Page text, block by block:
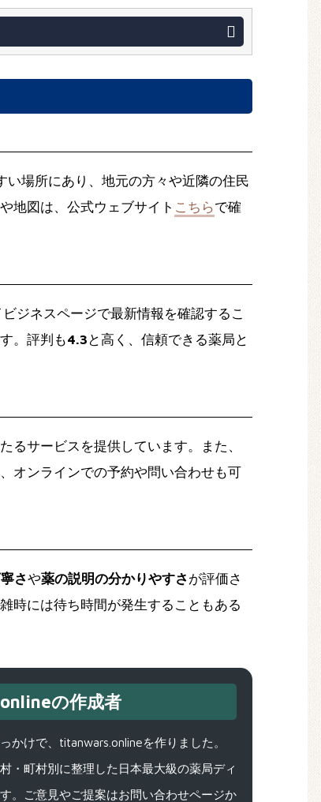
場所にあり、地元の方々や近隣の住民
地図は、公式ウェブサイト こちらで確
ジネスページで最新情報を確認するこ
。評判も4.3 と高く、信頼できる薬局と
るサービスを提供しています。また、
オンラインでの予約や問い合わせも可
さや薬の説明の分かりやすさが評価さ
時には待ち時間が発生することもある
の作成者
かけで、titanwars.onlineを作りました。
・町村別に整理した日本最大級の薬局ディ
。ご意見やご提案はお問い合わせページか